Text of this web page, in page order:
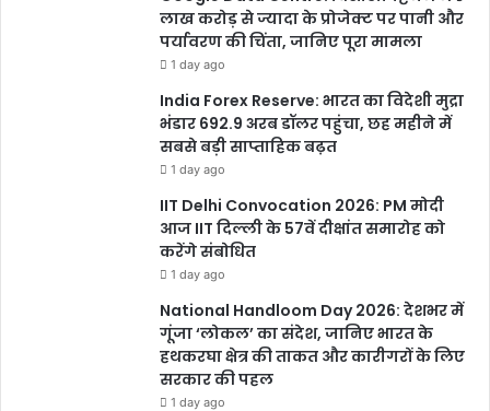
लाखों, प्रशासन मौन!
January 30, 2025
लाख करोड़ से ज्यादा के प्रोजेक्ट पर पानी और
पर्यावरण की चिंता, जानिए पूरा मामला
1 day ago
India Forex Reserve: भारत का विदेशी मुद्रा
भंडार 692.9 अरब डॉलर पहुंचा, छह महीने में
सबसे बड़ी साप्ताहिक बढ़त
1 day ago
IIT Delhi Convocation 2026: PM मोदी
आज IIT दिल्ली के 57वें दीक्षांत समारोह को
करेंगे संबोधित
1 day ago
National Handloom Day 2026: देशभर में
गूंजा ‘लोकल’ का संदेश, जानिए भारत के
हथकरघा क्षेत्र की ताकत और कारीगरों के लिए
सरकार की पहल
1 day ago